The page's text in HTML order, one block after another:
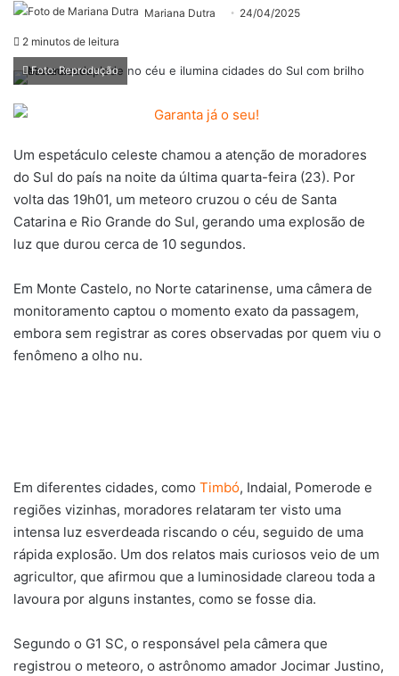
Mariana Dutra 24/04/2025
2 minutos de leitura
Foto: Reprodução
Um espetáculo celeste chamou a atenção de moradores
do Sul do país na noite da última quarta-feira (23). Por
volta das 19h01, um meteoro cruzou o céu de Santa
Catarina e Rio Grande do Sul, gerando uma explosão de
luz que durou cerca de 10 segundos.
Em Monte Castelo, no Norte catarinense, uma câmera de
monitoramento captou o momento exato da passagem,
embora sem registrar as cores observadas por quem viu o
fenômeno a olho nu.
Em diferentes cidades, como Timbó, Indaial, Pomerode e
regiões vizinhas, moradores relataram ter visto uma
intensa luz esverdeada riscando o céu, seguido de uma
rápida explosão. Um dos relatos mais curiosos veio de um
agricultor, que afirmou que a luminosidade clareou toda a
lavoura por alguns instantes, como se fosse dia.
Segundo o G1 SC, o responsável pela câmera que
registrou o meteoro, o astrônomo amador Jocimar Justino,